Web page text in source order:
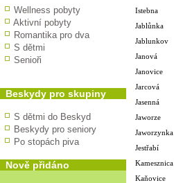
Wellness pobyty
Aktivní pobyty
Romantika pro dva
S dětmi
Senioři
Beskydy pro skupiny
S dětmi do Beskyd
Beskydy pro seniory
Po stopách piva
Nově přidáno
Istebna
Jablůnka
Jablunkov
Janová
Janovice
Jarcová
Jasenná
Jaworze
Jaworzynka
Jestřabí
Kamesznica
Kaňovice